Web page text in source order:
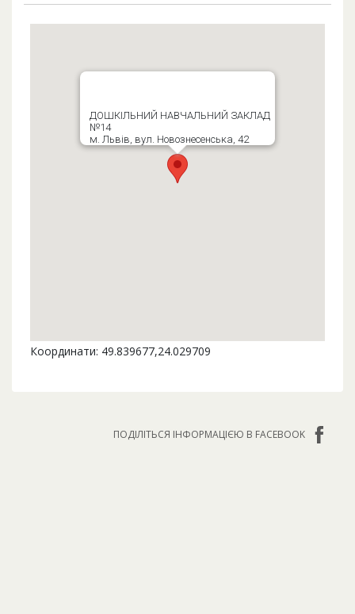
ДОШКІЛЬНИЙ НАВЧАЛЬНИЙ ЗАКЛАД
№14
м. Львів, вул. Новознесенська, 42
Координати: 49.839677,24.029709
ПОДІЛІТЬСЯ ІНФОРМАЦІЄЮ В FACEBOOK